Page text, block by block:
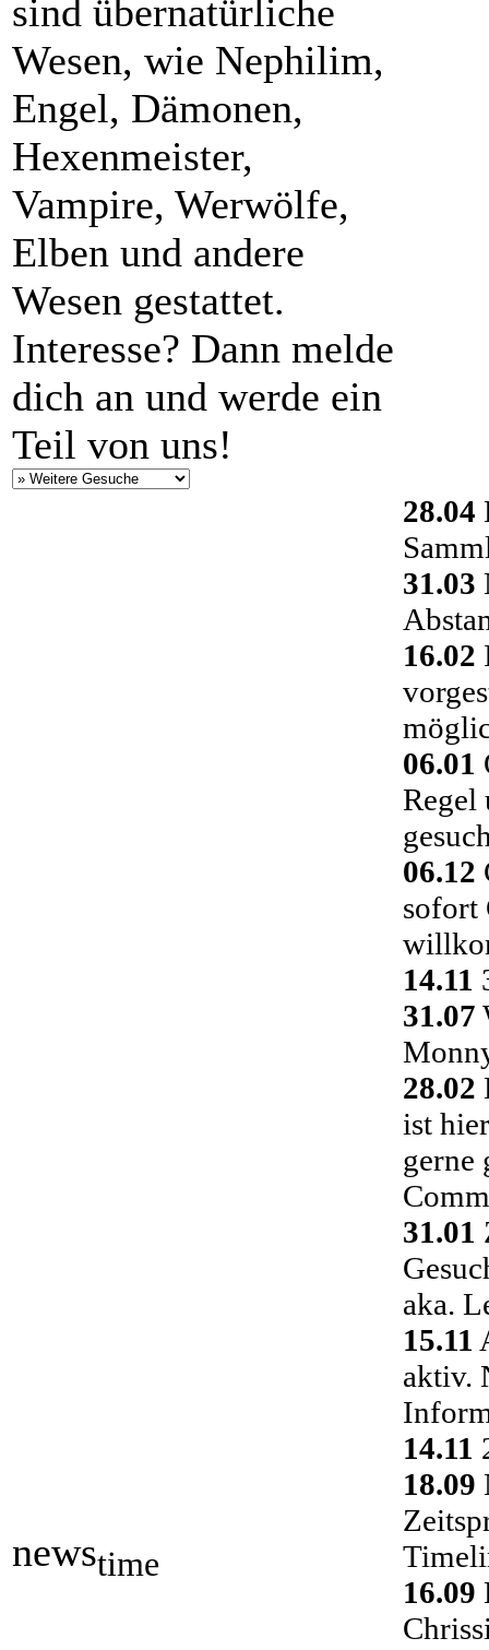
sind übernatürliche
Wesen, wie Nephilim,
Engel, Dämonen,
Hexenmeister,
Vampire, Werwölfe,
Elben und andere
Wesen gestattet.
Interesse? Dann melde
dich an und werde ein
Teil von uns!
newstime
28.04
31.03
16.02
06.01
Regel
06.12
sofort
14.11
31.07
28.02
ist
gerne
31.01
aka.
15.11
aktiv.
14.11
18.09
16.09